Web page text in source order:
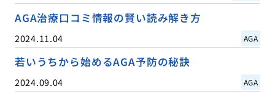
AGA治療口コミ情報の賢い読み解き方
2024.11.04 AGA
若いうちから始めるAGA予防の秘訣
2024.09.04 AGA